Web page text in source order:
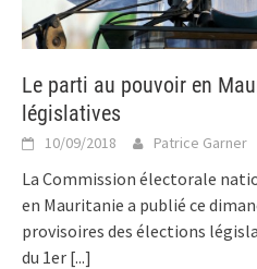
Le parti au pouvoir en
législatives
10/09/2018 Patrice Garner
La Commission électorale
en Mauritanie a publié ce
provisoires des élections
du 1er [...]